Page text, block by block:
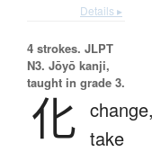
Details ▸
4 strokes. JLPT
N3. Jōyō kanji,
taught in grade 3.
化 take